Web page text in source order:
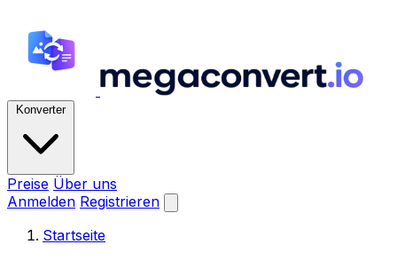
Konverter
Preise Über uns
Anmelden Registrieren
Startseite